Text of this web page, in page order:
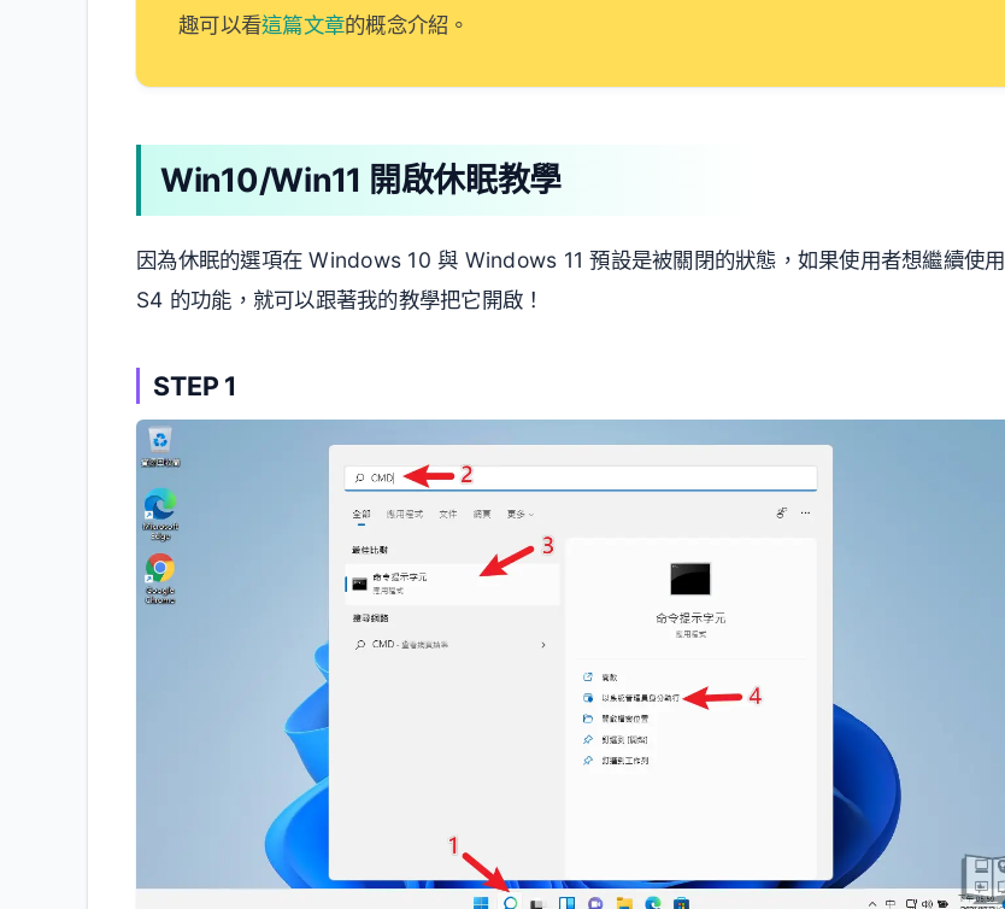
趣可以看這篇文章的概念介紹。
Win10/Win11 開啟休眠教學
因為休眠的選項在 Windows 10 與 Windows 11 預設是被關閉的狀態，如果使用者想繼續使用
S4 的功能，就可以跟著我的教學把它開啟！
STEP 1